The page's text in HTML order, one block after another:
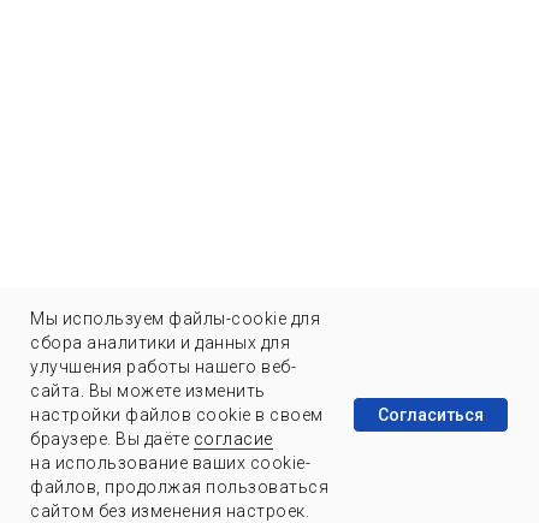
Мы используем файлы-cookie для
сбора аналитики и данных для
улучшения работы нашего веб-
сайта. Вы можете изменить
настройки файлов cookie в своем
браузере. Вы даёте согласие
на использование ваших cookie-
файлов, продолжая пользоваться
сайтом без изменения настроек.
Согласиться